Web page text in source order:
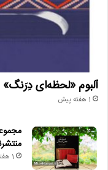
آلبوم «لحظه‌ای
1 هفته پیش
1 هفته پیش